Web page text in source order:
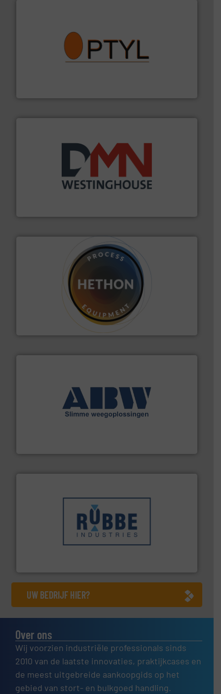
aanspreekpunt voor uw vragen omtrent stof.
plastic-, (petro) chemische, farmaceutische,
mineralen-, energie en biomassa industrieën.
HETHON is wereldwijd specialist in poeder- en
vloeistofdosering, met name bij lastig te verwerken
Meer info ➜
geautomatiseerde weegoplossingen.Meer info ➜
weeg-, verpakking- en transportprocessen die klanten
in verschillende sectoren hebben geholpen.
UW BEDRIJF HIER?
Over ons
Wij voorzien industriële professionals sinds
2010 van de laatste innovaties, praktijkcases en
de meest uitgebreide aankoopgids op het
gebied van stort- en bulkgoed handling.